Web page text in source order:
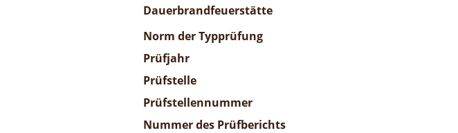
Dauerbrandfeuerstätte
Norm der Typprüfung
Prüfjahr
Prüfstelle
Prüfstellennummer
Nummer des Prüfberichts